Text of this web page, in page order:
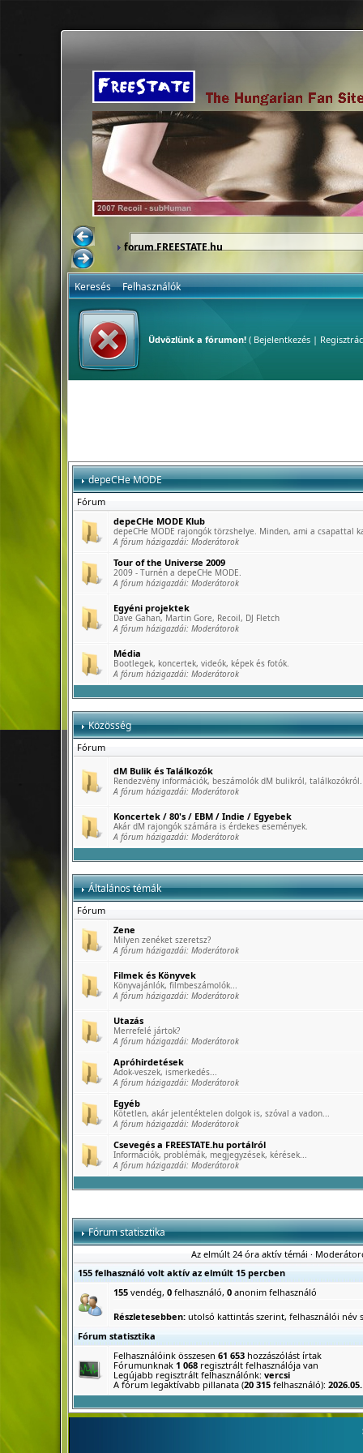
forum.FREESTATE.hu
Keresés Felhasználók
Üdvözlünk a fórumon!( Bejelentkezés|
depeCHe MODE
Fórum
depeCHe MODE Klub
depeCHe MODE rajongók törzshelye. Minden, ami a csapattal
A fórum házigazdái: Moderátorok
Tour of the Universe 2009
2009 - Turnén a depeCHe MODE.
A fórum házigazdái: Moderátorok
Egyéni projektek
Dave Gahan, Martin Gore, Recoil, DJ Fletch
A fórum házigazdái: Moderátorok
Média
Bootlegek, koncertek, videók, képek és fotók.
A fórum házigazdái: Moderátorok
Közösség
Fórum
dM Bulik és Találkozók
Rendezvény információk, beszámolók dM bulikról, találkozókról.
A fórum házigazdái: Moderátorok
Koncertek / 80's / EBM / Indie / Egyebek
Akár dM rajongók számára is érdekes események.
A fórum házigazdái: Moderátorok
Általános témák
Fórum
Zene
Milyen zenéket szeretsz?
A fórum házigazdái: Moderátorok
Filmek és Könyvek
Könyvajánlók, filmbeszámolók...
A fórum házigazdái: Moderátorok
Utazás
Merrefelé jártok?
A fórum házigazdái: Moderátorok
Apróhirdetések
Adok-veszek, ismerkedés...
A fórum házigazdái: Moderátorok
Egyéb
Kötetlen, akár jelentéktelen dolgok is, szóval a vadon...
A fórum házigazdái: Moderátorok
Csevegés a FREESTATE.hu portálról
Információk, problémák, megjegyzések, kérések...
A fórum házigazdái: Moderátorok
Fórum statisztika
Az elmúlt 24 óra aktív témái ·
155 felhasználó volt aktív az elmúlt 15 percben
155vendég, 0felhasználó, 0anonim felhasználó
Részletesebben: utolsó kattintás szerint, felhasználói név
Fórum statisztika
Felhasználóink összesen 61 653hozzászólást írtak
Fórumunknak 1 068regisztrált felhasználója van
Legújabb regisztrált felhasználónk: vercsi
A fórum legaktívabb pillanata (20 315felhasználó):